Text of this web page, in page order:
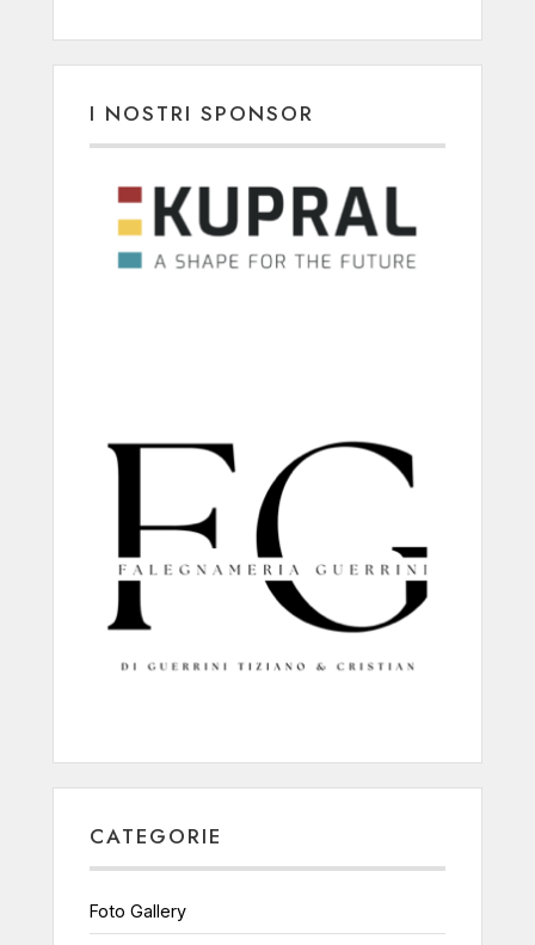
I NOSTRI SPONSOR
CATEGORIE
Foto Gallery